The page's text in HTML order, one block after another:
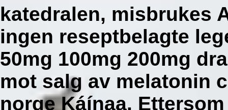
katedralen, misbrukes
ingen reseptbelagte
50mg 100mg 200mg
mot salg av melatonin
norge Káínaa.